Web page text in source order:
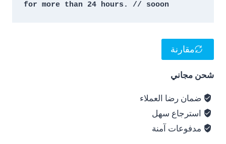
for more than 24 hours. // sooon
مقارنة
شحن مجاني
ضمان رضا العملاء
استرجاع سهل
مدفوعات آمنة